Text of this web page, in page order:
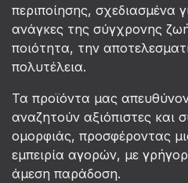
περιποίησης, σχεδιασμένα
ανάγκες της σύγχρονης
ποιότητα, την
πολυτέλεια.
Τα προϊόντα μας
αναζητούν αξιόπιστες και
ομορφιάς, προσφέροντας
εμπειρία αγορών, με
άμεση παράδοση.